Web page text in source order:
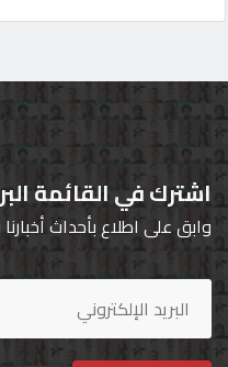
اشترك في القائمة
وابق على اطلاع بأحداث